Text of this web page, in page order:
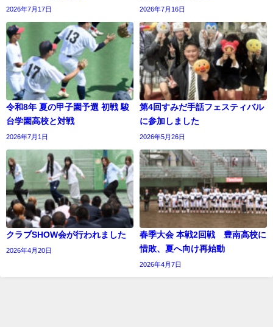
2026年7月17日 2026年7月16日
令和8年 夏の甲子園予選 初戦 駿
台学園高校と対戦
2026年7月1日
第4回すみだ手話フェスティバル
に参加しました
2026年5月26日
クラブSHOW会が行われました
2026年4月20日
春季大会 本戦2回戦 豊南高校に
惜敗、夏へ向け再始動
2026年4月7日